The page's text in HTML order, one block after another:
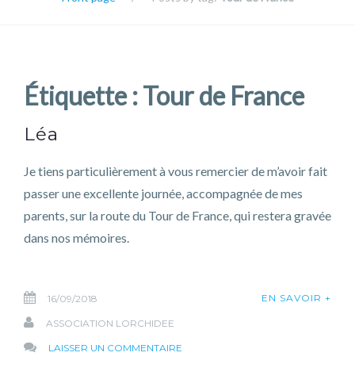
Étiquette :Tour de France
Léa
Je tiens particulièrement à vous remercier de m’avoir fait
passer une excellente journée, accompagnée de mes
parents, sur la route du Tour de France, qui restera gravée
dans nos mémoires.
EN SAVOIR +
16/09/2018
ASSOCIATION LORCHIDEE
LAISSER UN COMMENTAIRE